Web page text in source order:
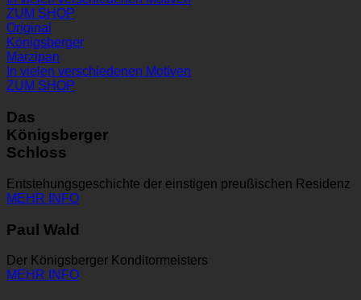
ZUM SHOP
Original
Königsberger
Marzipan
In vielen verschiedenen Motiven
ZUM SHOP
Das
Königsberger
Schloss
Entstehungsgeschichte der einstigen preußischen Residenz
MEHR INFO
Paul Wald
Der Königsberger Konditormeisters
MEHR INFO